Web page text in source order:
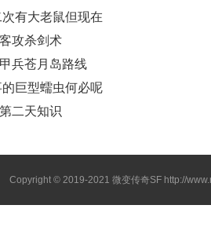
有大老鼠但现在
攻杀剑术
兵苍月岛路线
巨型蠕虫何必呢
二天知识
Copyright © 2019-2021 微变传奇SF http://